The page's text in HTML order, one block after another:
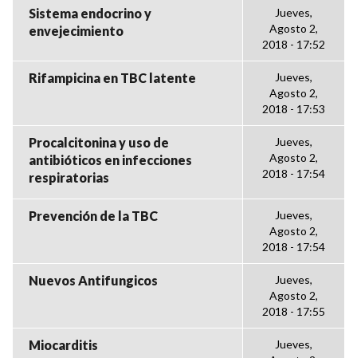
Sistema endocrino y
envejecimiento
Jueves,
Agosto 2,
2018 - 17:52
Rifampicina en TBC latente
Jueves,
Agosto 2,
2018 - 17:53
Procalcitonina y uso de
antibióticos en infecciones
respiratorias
Jueves,
Agosto 2,
2018 - 17:54
Prevención de la TBC
Jueves,
Agosto 2,
2018 - 17:54
Nuevos Antifungicos
Jueves,
Agosto 2,
2018 - 17:55
Miocarditis
Jueves,